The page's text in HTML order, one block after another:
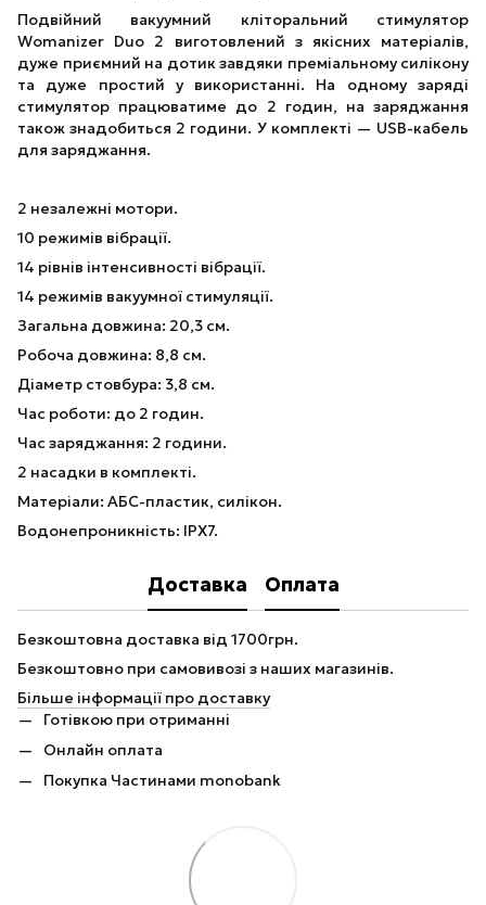
Подвійний вакуумний кліторальний стимулятор
Womanizer Duo 2 виготовлений з якісних матеріалів,
дуже приємний на дотик завдяки преміальному силікону
та дуже простий у використанні. На одному заряді
стимулятор працюватиме до 2 годин, на заряджання
також знадобиться 2 години. У комплекті — USB-кабель
для заряджання.
2 незалежні мотори.
10 режимів вібрації.
14 рівнів інтенсивності вібрації.
14 режимів вакуумної стимуляції.
Загальна довжина: 20,3 см.
Робоча довжина: 8,8 см.
Діаметр стовбура: 3,8 см.
Час роботи: до 2 годин.
Час заряджання: 2 години.
2 насадки в комплекті.
Матеріали: АБС-пластик, силікон.
Водонепроникність: IPX7.
Доставка Оплата
Безкоштовна доставка від 1700грн.
Безкоштовно при самовивозі з наших магазинів.
Більше інформації про доставку
Готівкою при отриманні
Онлайн оплата
Покупка Частинами monobank